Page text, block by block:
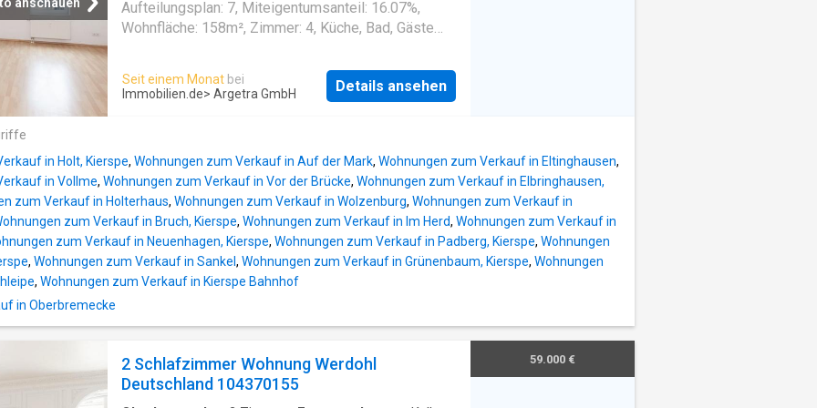
anschauen
Aufteilungsplan: 7, Miteigentumsanteil: 16.07%,
Wohnfläche: 158m², Zimmer: 4, Küche, Bad, Gäste
Seit einem Monat bei
Immobilien.de> Argetra GmbH Details ansehen
in Holt, Kierspe, Wohnungen zum Verkauf in Auf der Mark, Wohnungen zum Verkauf in Eltinghausen,
in Vollme, Wohnungen zum Verkauf in Vor der Brücke, Wohnungen zum Verkauf in Elbringhausen,
zum Verkauf in Holterhaus, Wohnungen zum Verkauf in Wolzenburg, Wohnungen zum Verkauf in
zum Verkauf in Bruch, Kierspe, Wohnungen zum Verkauf in Im Herd, Wohnungen zum Verkauf in
zum Verkauf in Neuenhagen, Kierspe, Wohnungen zum Verkauf in Padberg, Kierspe, Wohnungen
, Wohnungen zum Verkauf in Sankel , Wohnungen zum Verkauf in Grünenbaum, Kierspe, Wohnungen
, Wohnungen zum Verkauf in Kierspe Bahnhof
in Oberbremecke
2 Schlafzimmer Wohnung Werdohl
Deutschland 104370155
59.000 €